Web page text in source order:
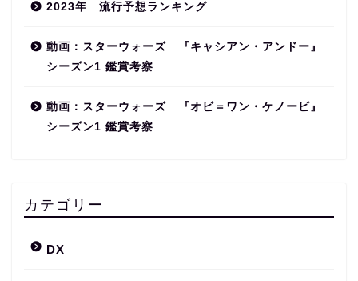
2023年 流行予想ランキング
動画：スターウォーズ 『キャシアン・アンドー』
シーズン1 鑑賞考察
動画：スターウォーズ 『オビ＝ワン・ケノービ』
シーズン1 鑑賞考察
カテゴリー
DX